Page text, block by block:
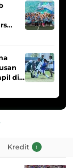
di
Kredit 1